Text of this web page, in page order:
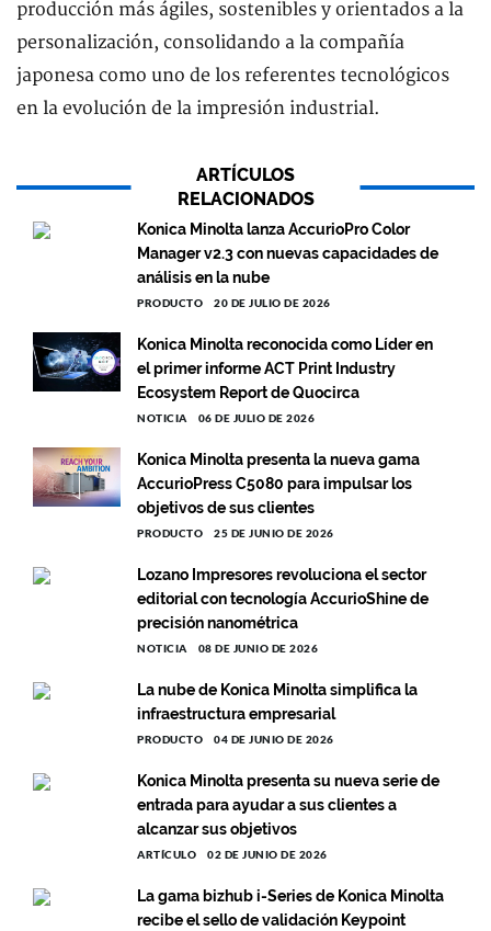
producción más ágiles, sostenibles y orientados a la
personalización, consolidando a la compañía
japonesa como uno de los referentes tecnológicos
en la evolución de la impresión industrial.
ARTÍCULOS
RELACIONADOS
Konica Minolta lanza AccurioPro Color
Manager v2.3 con nuevas capacidades de
análisis en la nube
PRODUCTO 20 DE JULIO DE 2026
Konica Minolta reconocida como Líder en
el primer informe ACT Print Industry
Ecosystem Report de Quocirca
NOTICIA 06 DE JULIO DE 2026
Konica Minolta presenta la nueva gama
AccurioPress C5080 para impulsar los
objetivos de sus clientes
PRODUCTO 25 DE JUNIO DE 2026
Lozano Impresores revoluciona el sector
editorial con tecnología AccurioShine de
precisión nanométrica
NOTICIA 08 DE JUNIO DE 2026
La nube de Konica Minolta simplifica la
infraestructura empresarial
PRODUCTO 04 DE JUNIO DE 2026
Konica Minolta presenta su nueva serie de
entrada para ayudar a sus clientes a
alcanzar sus objetivos
ARTÍCULO 02 DE JUNIO DE 2026
La gama bizhub i-Series de Konica Minolta
recibe el sello de validación Keypoint